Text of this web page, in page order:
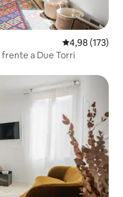
4,98 de uma
4,98 (173)
a Due Torri
hóspedes